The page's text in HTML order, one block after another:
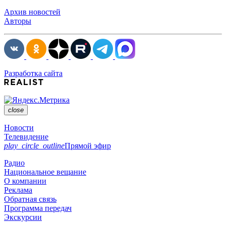
Архив новостей
Авторы
Разработка сайта
close
Новости
Телевидение
play_circle_outlineПрямой эфир
Радио
Национальное вещание
О компании
Реклама
Обратная связь
Программа передач
Экскурсии